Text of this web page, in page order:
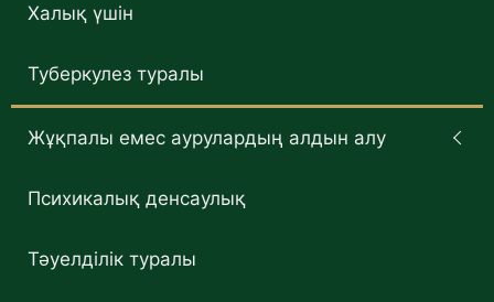
Халық үшін
Туберкулез туралы
Жұқпалы емес аурулардың алдын алу
Психикалық денсаулық
Тәуелділік туралы